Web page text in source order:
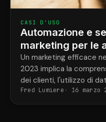
CASI D'USO
Automazione e
marketing per le
benessere.
Un marketing efficace
2023 implica la
dei clienti, l'utilizzo di
personalizzazione delle
l'automazione e la
Fred Lumiere 16 marzo